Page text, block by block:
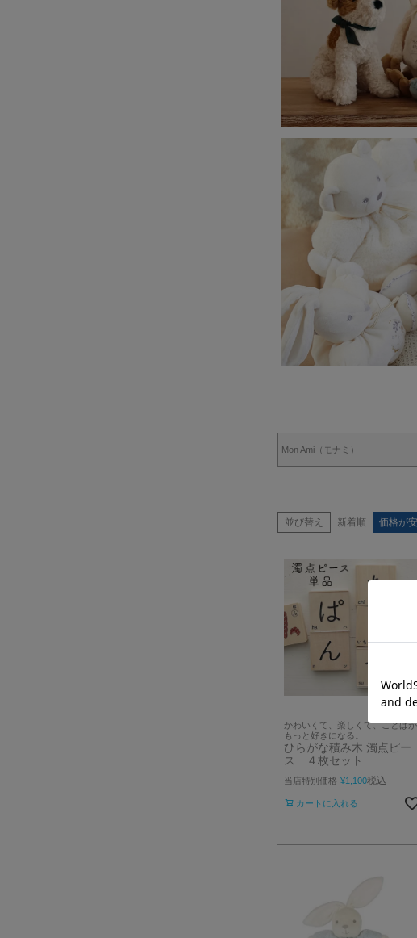
Mon Ami（モナミ）
並び替え 新着順 価格が
かわいくて、楽しくて、ことばが
もっと好きになる。
ひらがな積み木 濁点ピー
ス ４枚セット
当店特別価格 ¥1,100税込
カートに入れる